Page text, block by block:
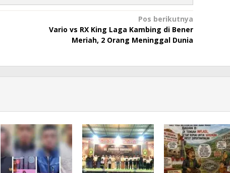
Pos berikutnya
Vario vs RX King Laga Kambing di Bener
Meriah, 2 Orang Meninggal Dunia